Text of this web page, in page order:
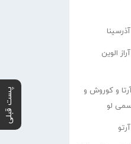
پست قبلی
آذرسینا
آراز الوین
و کوروش و
لو
آرتو